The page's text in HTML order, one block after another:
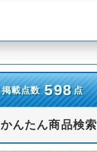
掲載点数 598点
かんたん商品検索